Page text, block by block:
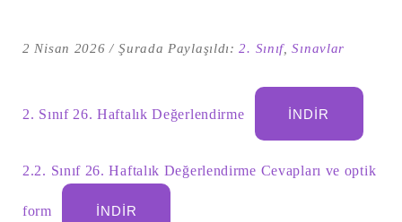
2 Nisan 2026 Şurada Paylaşıldı:2. Sınıf,Sınavlar
2. Sınıf 26. Haftalık Değerlendirme İNDIR
2.2. Sınıf 26. Haftalık Değerlendirme Cevapları ve optik
form İNDIR